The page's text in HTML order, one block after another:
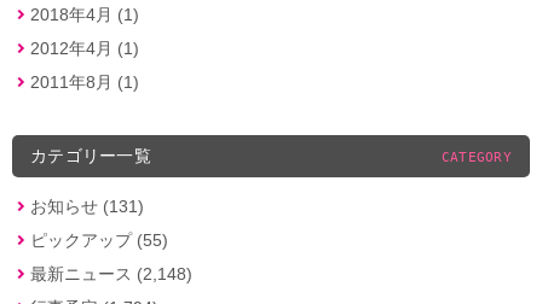
2018年4月 (1)
2012年4月 (1)
2011年8月 (1)
カテゴリー一覧 CATEGORY
お知らせ (131)
ピックアップ (55)
最新ニュース (2,148)